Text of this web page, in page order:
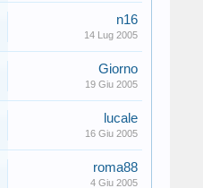
n16
14 Lug 2005
Giorno
19 Giu 2005
lucale
16 Giu 2005
roma88
4 Giu 2005